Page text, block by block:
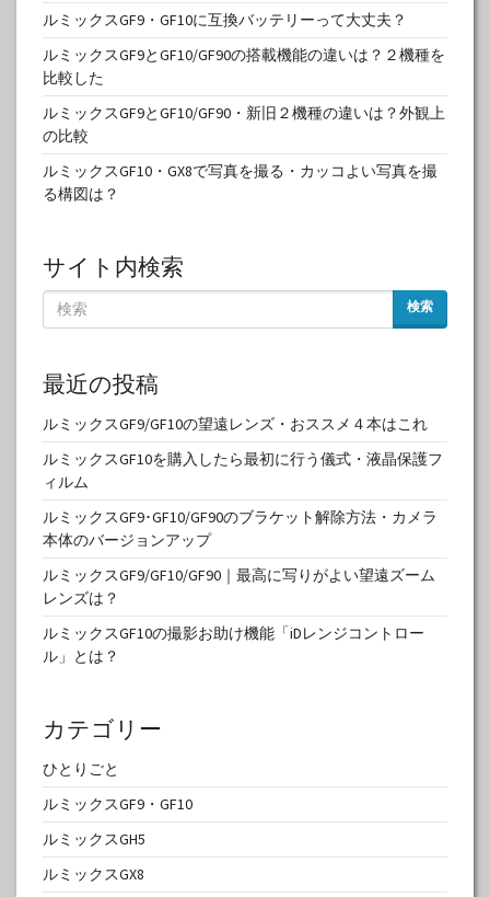
ルミックスGF9・GF10に互換バッテリーって大丈夫？
ルミックスGF9とGF10/GF90の搭載機能の違いは？２機種を
比較した
ルミックスGF9とGF10/GF90・新旧２機種の違いは？外観上
の比較
ルミックスGF10・GX8で写真を撮る・カッコよい写真を撮
る構図は？
サイト内検索
検索
最近の投稿
ルミックスGF9/GF10の望遠レンズ・おススメ４本はこれ
ルミックスGF10を購入したら最初に行う儀式・液晶保護フ
ィルム
ルミックスGF9･GF10/GF90のブラケット解除方法・カメラ
本体のバージョンアップ
ルミックスGF9/GF10/GF90｜最高に写りがよい望遠ズーム
レンズは？
ルミックスGF10の撮影お助け機能「iDレンジコントロー
ル」とは？
カテゴリー
ひとりごと
ルミックスGF9・GF10
ルミックスGH5
ルミックスGX8